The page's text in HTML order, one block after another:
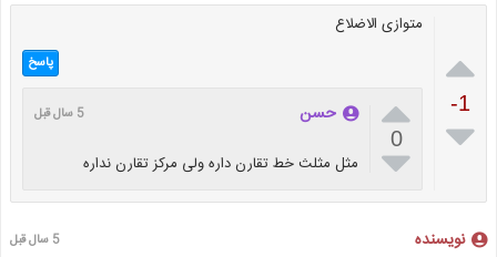

-1

متوازی الاضلاع
پاسخ

0

حسن 5 سال قبل
مثل مثلث خط تقارن داره ولی مرکز تقارن نداره
نویسنده 5 سال قبل